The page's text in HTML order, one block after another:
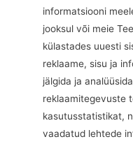
informatsiooni
jooksul või meie
külastades uuesti
reklaame, sisu ja
jälgida ja
reklaamitegevuste
kasutusstatistikat,
vaadatud lehtede